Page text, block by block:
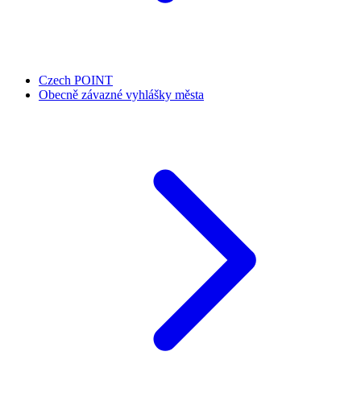
Czech POINT
Obecně závazné vyhlášky města